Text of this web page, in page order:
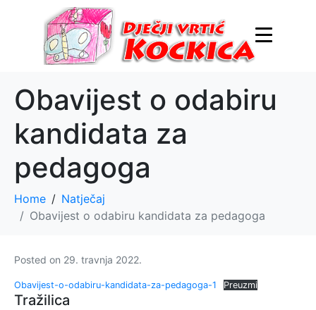
Obavijest o odabiru
kandidata za
pedagoga
Home
Natječaj
Obavijest o odabiru kandidata za pedagoga
Posted on 29. travnja 2022.
Obavijest-o-odabiru-kandidata-za-pedagoga-1 Preuzmi
Tražilica